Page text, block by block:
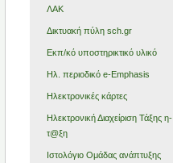
ΛΑΚ
Δικτυακή πύλη sch.gr
Εκπ/κό υποστηρικτικό υλικό
Ηλ. περιοδικό e-Emphasis
Ηλεκτρονικές κάρτες
Ηλεκτρονική Διαχείριση Τάξης η-
τ@ξη
Ιστολόγιο Ομάδας ανάπτυξης